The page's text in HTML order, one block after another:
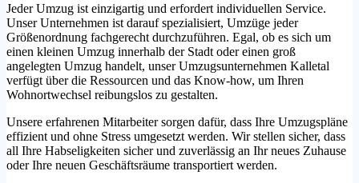
Jeder Umzug ist einzigartig und erfordert individuellen Service.
Unser Unternehmen ist darauf spezialisiert, Umzüge jeder
Größenordnung fachgerecht durchzuführen. Egal, ob es sich um
einen kleinen Umzug innerhalb der Stadt oder einen groß
angelegten Umzug handelt, unser Umzugsunternehmen Kalletal
verfügt über die Ressourcen und das Know-how, um Ihren
Wohnortwechsel reibungslos zu gestalten.
Unsere erfahrenen Mitarbeiter sorgen dafür, dass Ihre Umzugspläne
effizient und ohne Stress umgesetzt werden. Wir stellen sicher, dass
all Ihre Habseligkeiten sicher und zuverlässig an Ihr neues Zuhause
oder Ihre neuen Geschäftsräume transportiert werden.